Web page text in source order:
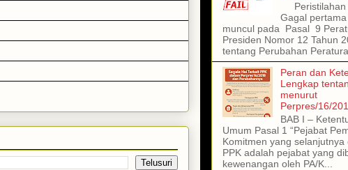
Peristilahan
Gagal
muncul pada Pasal 9
Presiden Nomor 12 Tahun
tentang Perubahan
Peran dan
Lengkap
menurut
Perpres/16/
BAB I –
Umum Pasal 1 “Pejabat
Komitmen yang selanjutnya
PPK adalah pejabat yang
kewenangan oleh PA/K...